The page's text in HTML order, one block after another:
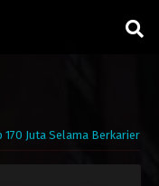
170 Juta Selama Berkarier